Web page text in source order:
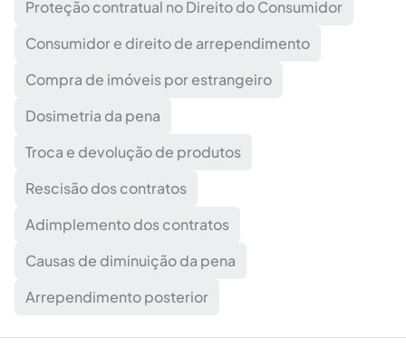
Proteção contratual no Direito do Consumidor
Consumidor e direito de arrependimento
Compra de imóveis por estrangeiro
Dosimetria da pena
Troca e devolução de produtos
Rescisão dos contratos
Adimplemento dos contratos
Causas de diminuição da pena
Arrependimento posterior